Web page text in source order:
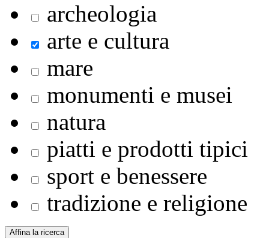
archeologia
arte e cultura
mare
monumenti e musei
natura
piatti e prodotti tipici
sport e benessere
tradizione e religione